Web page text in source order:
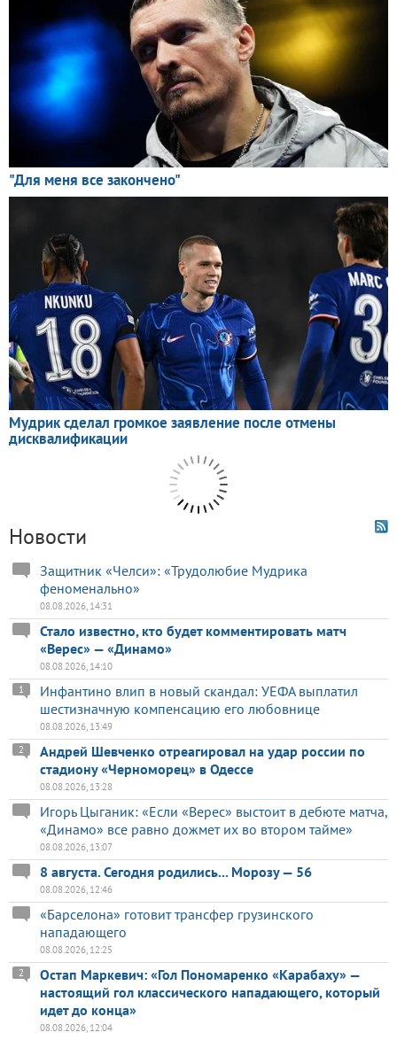
Новости
Защитник «Челси»: «Трудолюбие Мудрика
феноменально»
08.08.2026, 14:31
Стало известно, кто будет комментировать матч
«Верес» — «Динамо»
08.08.2026, 14:10
Инфантино влип в новый скандал: УЕФА выплатил
шестизначную компенсацию его любовнице
1
08.08.2026, 13:49
Андрей Шевченко отреагировал на удар россии по
стадиону «Черноморец» в Одессе
2
08.08.2026, 13:28
Игорь Цыганик: «Если «Верес» выстоит в дебюте матча,
«Динамо» все равно дожмет их во втором тайме»
08.08.2026, 13:07
8 августа. Сегодня родились... Морозу — 56
08.08.2026, 12:46
«Барселона» готовит трансфер грузинского
нападающего
08.08.2026, 12:25
Остап Маркевич: «Гол Пономаренко «Карабаху» —
настоящий гол классического нападающего, который
идет до конца»
2
08.08.2026, 12:04